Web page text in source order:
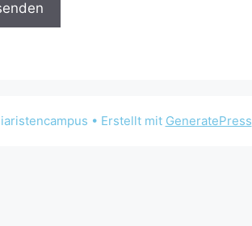
• Erstellt mit GeneratePress